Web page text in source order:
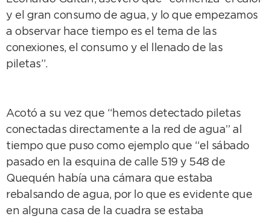
y el gran consumo de agua, y lo que empezamos
a observar hace tiempo es el tema de las
conexiones, el consumo y el llenado de las
piletas”.
Acotó a su vez que “hemos detectado piletas
conectadas directamente a la red de agua” al
tiempo que puso como ejemplo que “el sábado
pasado en la esquina de calle 519 y 548 de
Quequén había una cámara que estaba
rebalsando de agua, por lo que es evidente que
en alguna casa de la cuadra se estaba